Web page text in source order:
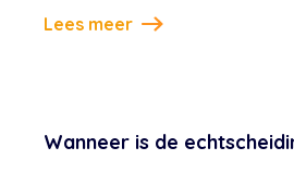
Lees meer
Wanneer is de